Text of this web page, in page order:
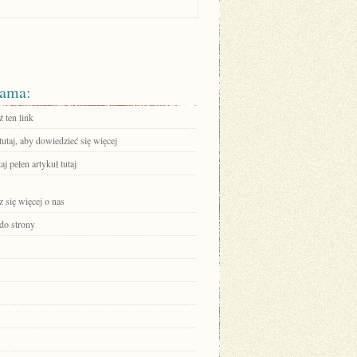
ten link
aby dowiedzieć się więcej
pełen artykuł tutaj
się więcej o nas
strony